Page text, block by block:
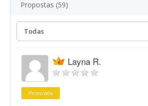
Propostas (59)
Layna R.
Promovida